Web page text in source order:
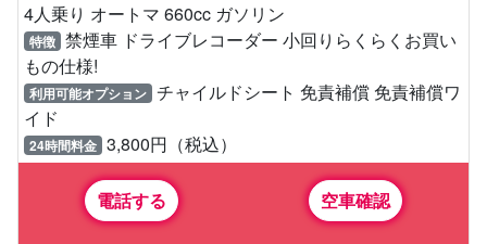
4人乗り オートマ 660cc ガソリン
特徴 禁煙車 ドライブレコーダー 小回りらくらくお買い
もの仕様!
利用可能オプション チャイルドシート 免責補償 免責補償ワ
イド
24時間料金 3,800円（税込）
電話する 空車確認